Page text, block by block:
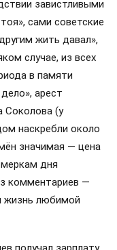
завистливыми
сами советские
жить давал»,
случае, из всех
в памяти
арест
Соколова (у
наскребли около
значимая — цена
дня
комментариев —
жизнь любимой